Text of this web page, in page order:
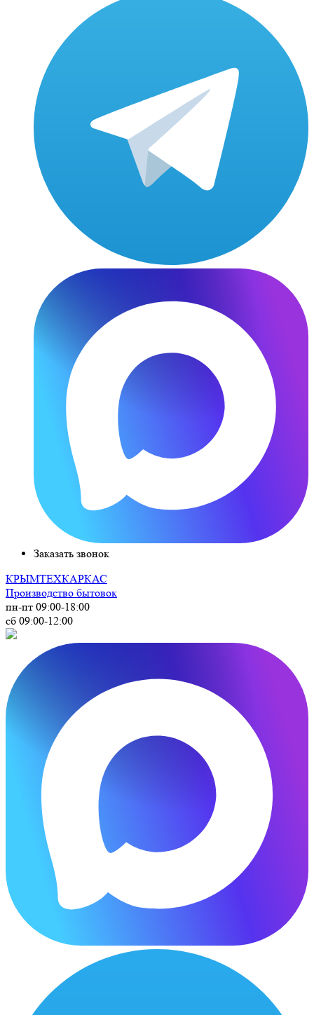
Заказать звонок
КРЫМТЕХКАРКАС
Производство бытовок
пн-пт 09:00-18:00
сб 09:00-12:00